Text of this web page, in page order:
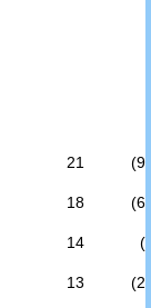
21
18
14
13